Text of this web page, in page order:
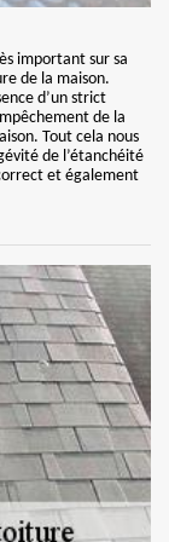
important sur sa
de la maison.
d’un strict
de la
Tout cela nous
de l’étanchéité
et également